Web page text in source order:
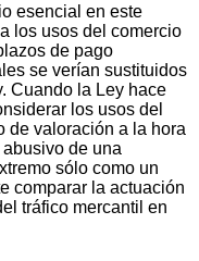
esencial en este
los usos del comercio
de pago
se verían sustituidos
Cuando la Ley hace
los usos del
de valoración a la hora
de una
sólo como un
comparar la actuación
tráfico mercantil en